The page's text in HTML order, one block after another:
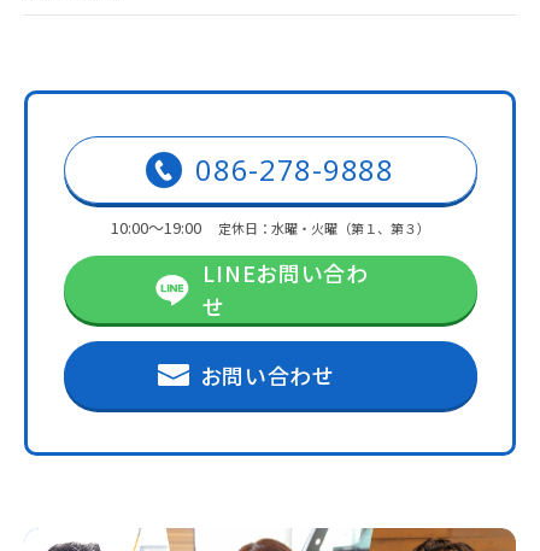
086-278-9888
10:00～19:00 定休日：水曜・火曜（第１、第３）
LINEお問い合わ
せ
お問い合わせ